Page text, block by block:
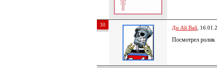
30 Ди Ай Вай ,
Посмотрел ролик